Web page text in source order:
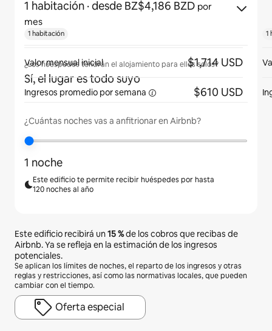
1 habitación · desde BZ$4,186 BZD por
mes
¿Los huéspedes tendrán el alojamiento para ellos solos?
Sí, el lugar es todo suyo
¿Cuántas noches vas a anfitrionar en Airbnb?
1 noche
Este edificio te permite recibir huéspedes por hasta
120 noches al año
Este edificio recibirá un15 %de los cobros que recibas de
Airbnb. Ya se refleja en la estimación de los ingresos
potenciales.
Se aplican los límites de noches, el reparto de los ingresos y otras
reglas y restricciones, así como las normativas locales, que pueden
cambiar con el tiempo.
Oferta especial
1 habitación
Valor mensual inicial $1,714 USD
Ingresos promedio por semana $610 USD
1